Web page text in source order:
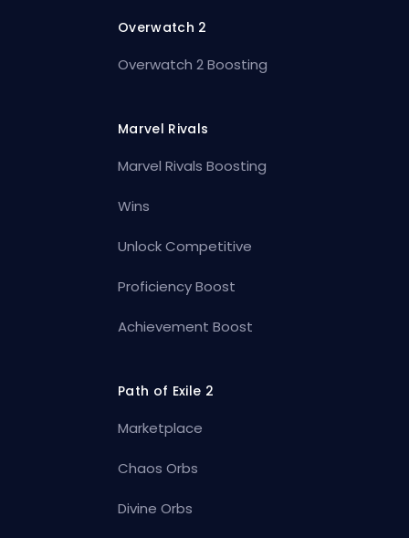
Overwatch 2
Overwatch 2 Boosting
Marvel Rivals
Marvel Rivals Boosting
Wins
Unlock Competitive
Proficiency Boost
Achievement Boost
Path of Exile 2
Marketplace
Chaos Orbs
Divine Orbs